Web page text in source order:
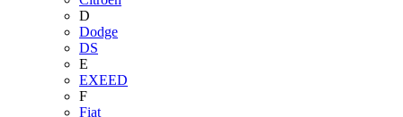
D
Dodge
DS
E
EXEED
F
Fiat